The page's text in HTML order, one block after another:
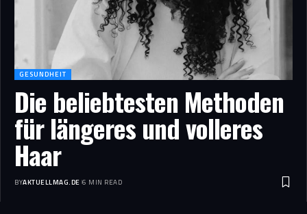
GESUNDHEIT
Die beliebtesten Methoden
für längeres und volleres
Haar
BYAKTUELLMAG.DE 6 MIN READ